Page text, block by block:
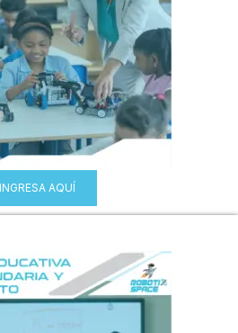
INGRESA AQUÍ